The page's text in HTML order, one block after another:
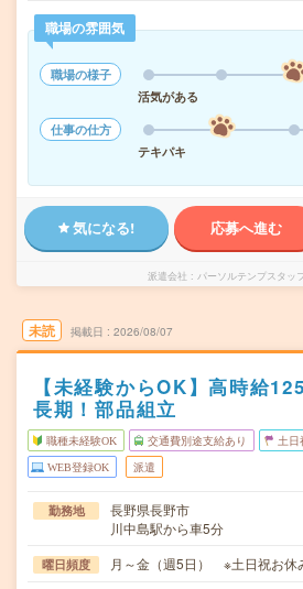
職場の雰囲気
職場の様子
活気がある
仕事の仕方
テキパキ
気になる! 応募へ進む
派遣会社 パーソルテンプスタッ
未読 掲載日 2026/08/07
【未経験からOK】高時給
長期！部品組立
職種未経験OK 交通費別途支給あり 土日
WEB登録OK 派遣
勤務地
長野県長野市
川中島駅から車5分
曜日頻度 月～金（週5日） ※土日祝お休